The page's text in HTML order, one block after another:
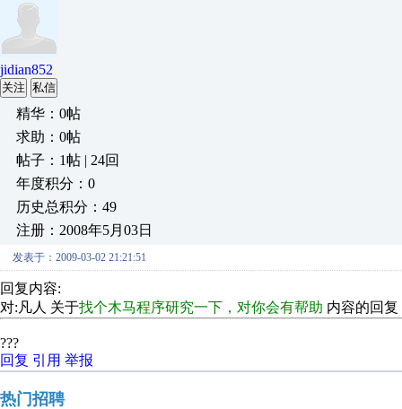
jidian852
关注 私信
精华：0帖
求助：0帖
帖子：1帖 | 24回
年度积分：0
历史总积分：49
注册：2008年5月03日
发表于：2009-03-02 21:21:51
回复内容:
对:凡人 关于找个木马程序研究一下，对你会有帮助 内容的回复
???
回复 引用 举报
热门招聘